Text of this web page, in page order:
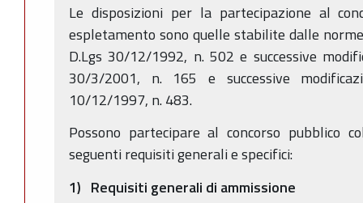
Le disposizioni per la partecipazione al
espletamento sono quelle stabilite dalle
D.Lgs 30/12/1992, n. 502 e successive
30/3/2001, n. 165 e successive
10/12/1997, n. 483.
Possono partecipare al concorso pubblico
seguenti requisiti generali e specifici:
1) Requisiti generali di ammissione